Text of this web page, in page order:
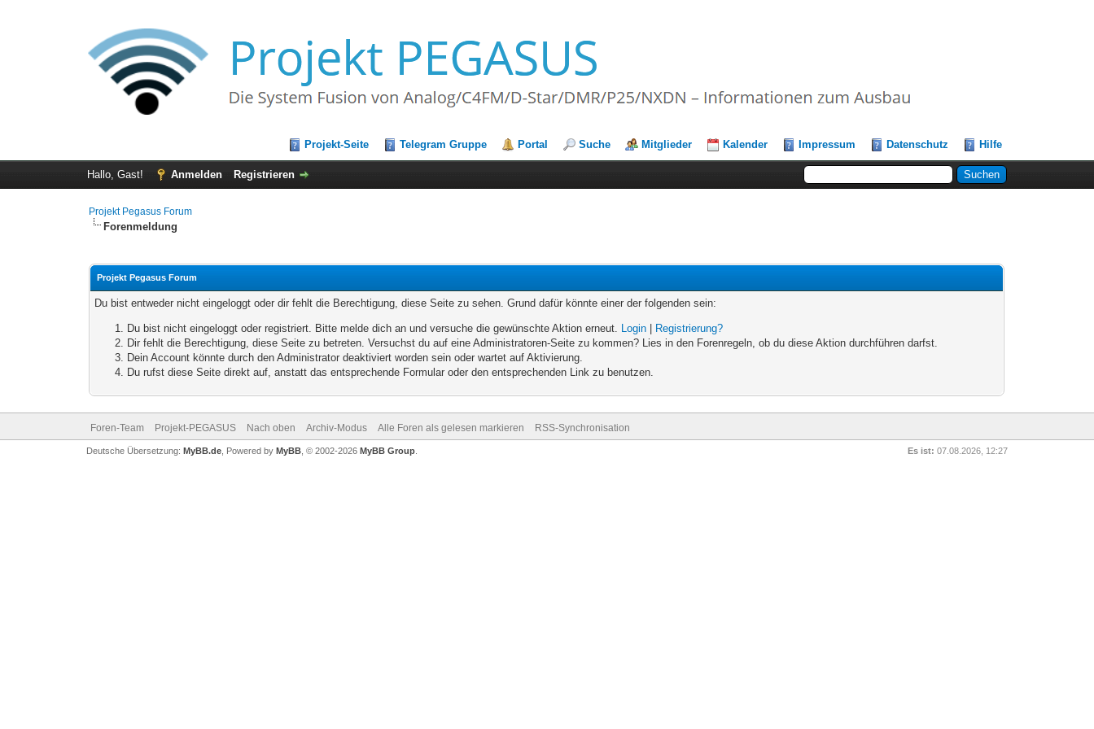
Projekt-Seite Telegram Gruppe Portal Suche Mitglieder Kalender Impressum Datenschutz Hilfe
Hallo, Gast! Anmelden Registrieren
Projekt Pegasus Forum
Forenmeldung
Projekt Pegasus Forum
Du bist entweder nicht eingeloggt oder dir fehlt die Berechtigung, diese Seite zu sehen. Grund dafür könnte einer der folgenden sein:
Du bist nicht eingeloggt oder registriert. Bitte melde dich an und versuche die gewünschte Aktion erneut. Login
Registrierung?
Dir fehlt die Berechtigung, diese Seite zu betreten. Versuchst du auf eine Administratoren-Seite zu kommen? Lies in den Forenregeln, ob du diese Aktion durchführen darfst.
Dein Account könnte durch den Administrator deaktiviert worden sein oder wartet auf Aktivierung.
Du rufst diese Seite direkt auf, anstatt das entsprechende Formular oder den entsprechenden Link zu benutzen.
Foren-Team Projekt-PEGASUS Nach oben Archiv-Modus Alle Foren als gelesen markieren RSS-Synchronisation
Es ist: 07.08.2026, 12:27
Deutsche Übersetzung: MyBB.de, Powered by MyBB, © 2002-2026 MyBB Group.